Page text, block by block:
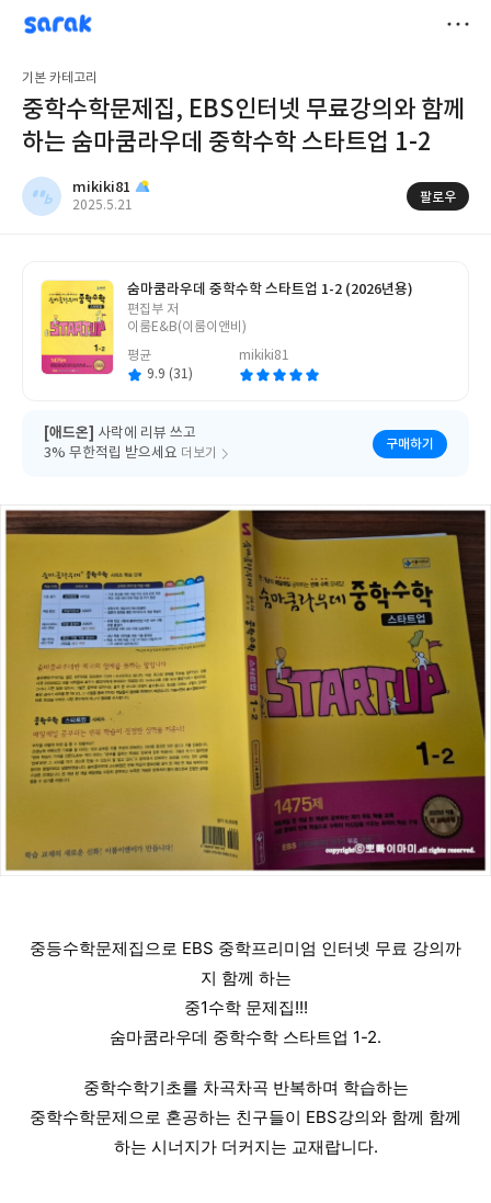
sarak
mikiki81
기본 카테고리
중학수학문제집, EBS인터넷 무료강의와 함께
하는 숨마쿰라우데 중학수학 스타트업 1-2
mikiki81
작
2025.5.21
팔로우
숨마쿰라우데 중학수학 스타트업 1-2 (2026년용)
글
쓴
편집부 저
이룸E&B(이룸이앤비)
평균
9.9 (31)
mikiki81
[애드온] 사락에 리뷰 쓰고
3% 무한적립 받으세요 더보기
구매하기
중등수학문제집으로 EBS 중학프리미엄 인터넷 무료 강의까
지 함께 하는
중1수학 문제집!!!
숨마쿰라우데 중학수학 스타트업 1-2.
중학수학기초를 차곡차곡 반복하며 학습하는
중학수학문제으로 혼공하는 친구들이 EBS강의와 함께 함께
하는 시너지가 더커지는 교재랍니다.